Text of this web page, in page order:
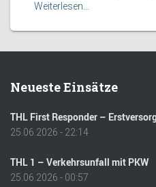
Weiterlesen…
Neueste Einsätze
THL First Responder –
25.06.2026 - 22:14
THL 1 – Verkehrsunfall mit PKW
25.06.2026 - 00:57